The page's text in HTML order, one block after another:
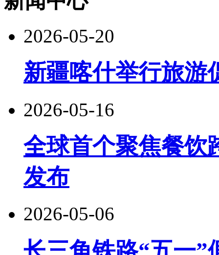
2026-05-20
新疆喀什举行旅游
2026-05-16
全球首个聚焦餐饮
发布
2026-05-06